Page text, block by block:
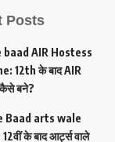
Posts
baad AIR Hostess
12th के बाद AIR
बने?
Baad arts wale
के बाद आर्ट्स वाले